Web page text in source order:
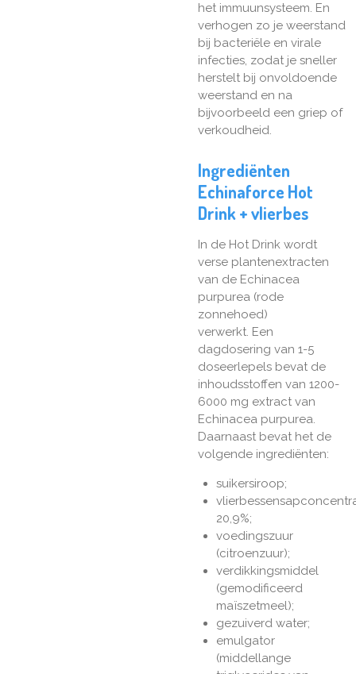
het immuunsysteem. En
verhogen zo je weerstand
bij bacteriële en virale
infecties, zodat je sneller
herstelt bij onvoldoende
weerstand en na
bijvoorbeeld een griep of
verkoudheid.
Ingrediënten
Echinaforce Hot
Drink + vlierbes
In de Hot Drink wordt
verse plantenextracten
van de Echinacea
purpurea (rode
zonnehoed)
verwerkt. Een
dagdosering van 1-5
doseerlepels bevat de
inhoudsstoffen van 1200-
6000 mg extract van
Echinacea purpurea.
Daarnaast bevat het de
volgende ingrediënten:
suikersiroop;
20,9%;
voedingszuur
(citroenzuur);
verdikkingsmiddel
(gemodificeerd
maïszetmeel);
gezuiverd water;
emulgator
(middellange